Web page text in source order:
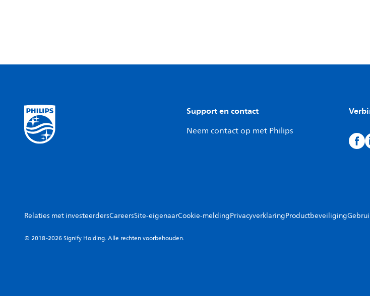
Support en contact
Neem contact op met Philips
Relaties met investeerdersCareersSite-eigenaarCookie-meldingPrivacyverklaringProductbeveiliging
© 2018-2026 Signify Holding. Alle rechten voorbehouden.